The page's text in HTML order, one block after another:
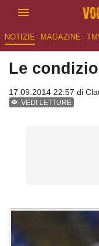
NOTIZIE MAGAZINE
Le
17.09.2014 22:57 di
VEDI LETTURE